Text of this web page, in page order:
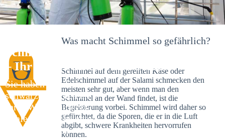
Schimmelexperte in Westerngrund
– Ihr Helfer an Ort und Stelle
Sie haben kürzlich
schwarze Flecken an
Ihrer Wand entdeckt?
Schlechte Nachrichten:
Sie haben einen
Was macht Schimmel so gefährlich?
Schimmel auf dem gereiften Käse oder
Edelschimmel auf der Salami schmecken den
meisten sehr gut, aber wenn man den
Schimmel an der Wand findet, ist die
Begeisterung vorbei. Schimmel wird daher so
gefürchtet, da die Sporen, die er in die Luft
abgibt, schwere Krankheiten hervorrufen
können.